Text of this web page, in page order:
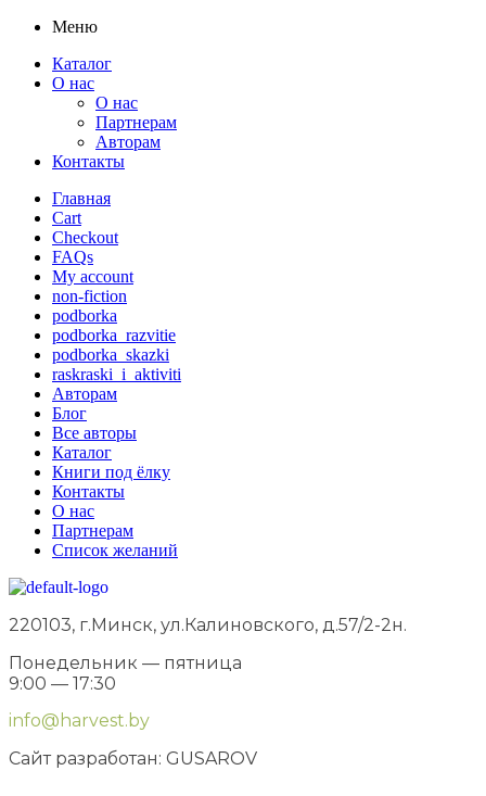
Меню
Каталог
О нас
О нас
Партнерам
Авторам
Контакты
Главная
Cart
Checkout
FAQs
My account
non-fiction
podborka
podborka_razvitie
podborka_skazki
raskraski_i_aktiviti
Авторам
Блог
Все авторы
Каталог
Книги под ёлку
Контакты
О нас
Партнерам
Список желаний
220103, г.Минск, ул.Калиновского, д.57/2-2н.
Понедельник — пятница
9:00 — 17:30
info@harvest.by
Сайт разработан: GUSAROV